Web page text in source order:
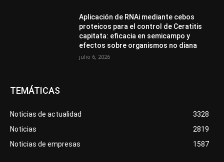
Aplicación de RNAi mediante cebos
proteicos para el control de Ceratitis
capitata: eficacia en semicampo y
efectos sobre organismos no diana
julio 6, 2026
TEMÁTICAS
Noticias de actualidad
3328
Noticias
2819
Noticias de empresas
1587